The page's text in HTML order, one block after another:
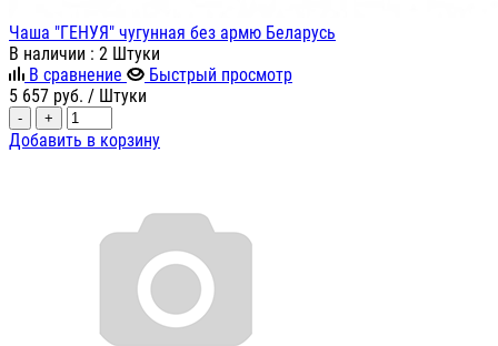
Чаша "ГЕНУЯ" чугунная без армю Беларусь
В наличии : 2 Штуки
В сравнение
Быстрый просмотр
5 657 руб. / Штуки
- +
Добавить в корзину